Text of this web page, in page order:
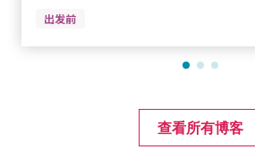
出发前
查看所有博客